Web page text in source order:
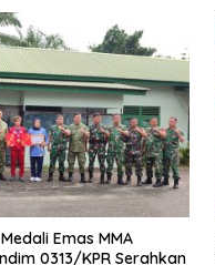
Emas MMA
0313/KPR Serahkan